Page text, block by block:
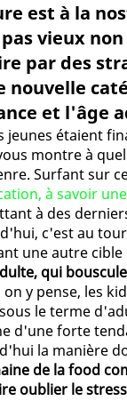
est à la
vieux
par des
nouvelle
et l'âge
jeunes étaient
montre à
Surfant sur
à savoir
à des
c'est au
une autre
qui
on y pense, les
le terme
d'une forte
la manière
de la food
oublier le